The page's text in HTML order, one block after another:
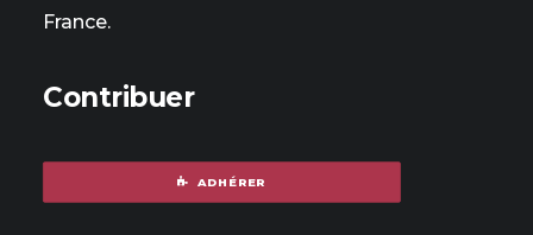
France.
Contribuer
ADHÉRER